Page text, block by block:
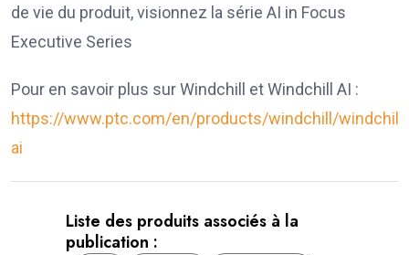
de vie du produit, visionnez la série AI in Focus
Executive Series
Pour en savoir plus sur Windchill et Windchill AI :
https://www.ptc.com/en/products/windchill/windchill-
ai
Liste des produits associés à la
publication :